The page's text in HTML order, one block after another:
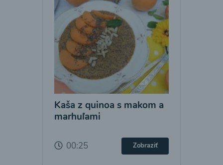
Kaša z quinoa s makom a
marhuľami
00:25 Zobraziť